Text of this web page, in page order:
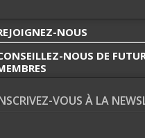
NOUS
NOUS DE
VOUS À LA